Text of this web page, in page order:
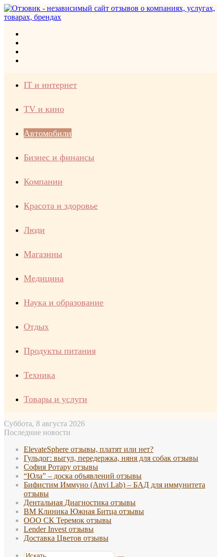
IT и интернет
TV и кино
Автомобили
Бизнес и финансы
Компании
Красота и здоровье
Люди
Магазины
Медицина
Наука и образование
Отдых
Продукты питания
Техника
Товары и услуги
Суббота, 8 августа 2026
Последние новости
ElevateSphere отзывы, платят или нет?
Гульдог: выгул, передержка, няня для собак отзывы
София Ротару отзывы
“Юла” – доска объявлений отзывы
Бифистим Иммуно (Anvi Lab) – БАД для иммунитета
отзывы
Дентальная Диагностика отзывы
ВМ Клиника Южная Битца отзывы
ООО СК Теремок отзывы
Lender Invest отзывы
Доставка Цветов отзывы